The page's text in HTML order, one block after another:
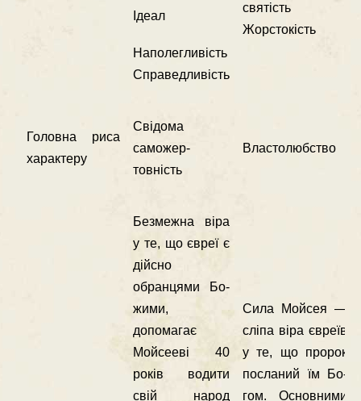
Ідеал
Наполегливість
Справедливість
святість
Жорстокість
Головна риса
характеру
Свідома
саможер­
товність
Властолюбство
Безмежна віра
у те, що євреї є
дійсно
обранцями Бо­
жими,
допомагає
Мойсееві 40
років водити
свій на­род
Сила Мойсея —
сліпа віра євреїв
у те, що пророк
посланий їм Бо­
гом. Основними